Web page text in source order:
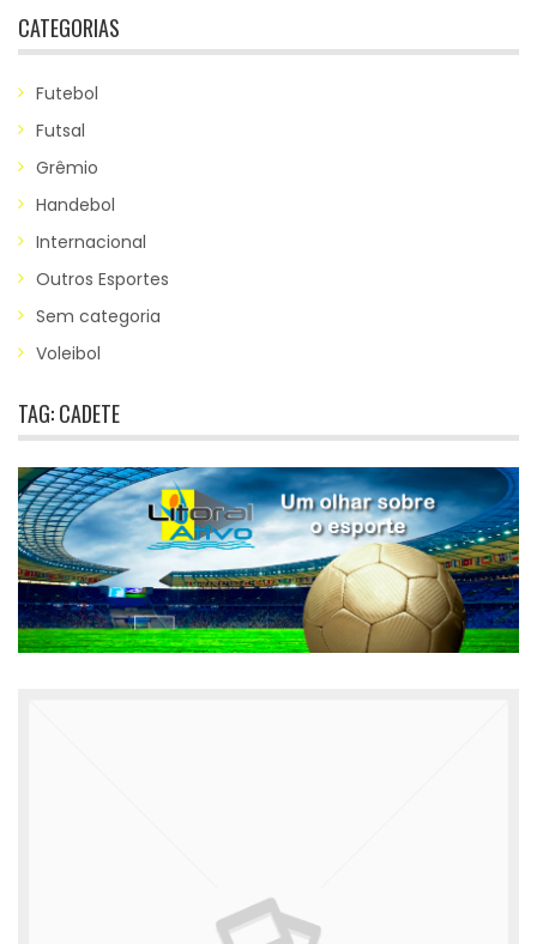
CATEGORIAS
Futebol
Futsal
Grêmio
Handebol
Internacional
Outros Esportes
Sem categoria
Voleibol
TAG:CADETE